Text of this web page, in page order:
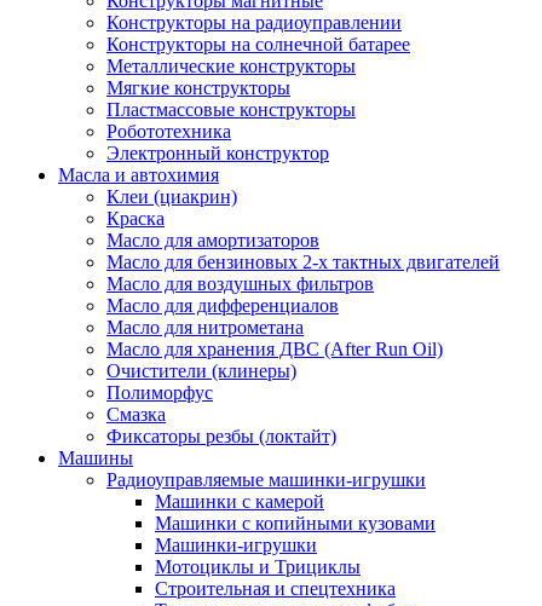
Конструкторы на радиоуправлении
Конструкторы на солнечной батарее
Металлические конструкторы
Мягкие конструкторы
Пластмассовые конструкторы
Робототехника
Электронный конструктор
Масла и автохимия
Клеи (циакрин)
Краска
Масло для амортизаторов
Масло для бензиновых 2-х тактных двигателей
Масло для воздушных фильтров
Масло для дифференциалов
Масло для нитрометана
Масло для хранения ДВС (After Run Oil)
Очистители (клинеры)
Полиморфус
Смазка
Фиксаторы резбы (локтайт)
Машины
Радиоуправляемые машинки-игрушки
Машинки с камерой
Машинки с копийными кузовами
Машинки-игрушки
Мотоциклы и Трициклы
Строительная и спецтехника